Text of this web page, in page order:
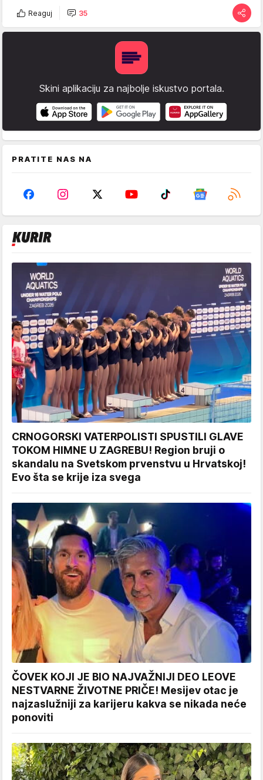
Reaguj 35
Skini aplikaciju za najbolje iskustvo portala.
PRATITE NAS NA
CRNOGORSKI VATERPOLISTI SPUSTILI GLAVE
TOKOM HIMNE U ZAGREBU! Region bruji o
skandalu na Svetskom prvenstvu u Hrvatskoj!
Evo šta se krije iza svega
ČOVEK KOJI JE BIO NAJVAŽNIJI DEO LEOVE
NESTVARNE ŽIVOTNE PRIČE! Mesijev otac je
najzaslužniji za karijeru kakva se nikada neće
ponoviti